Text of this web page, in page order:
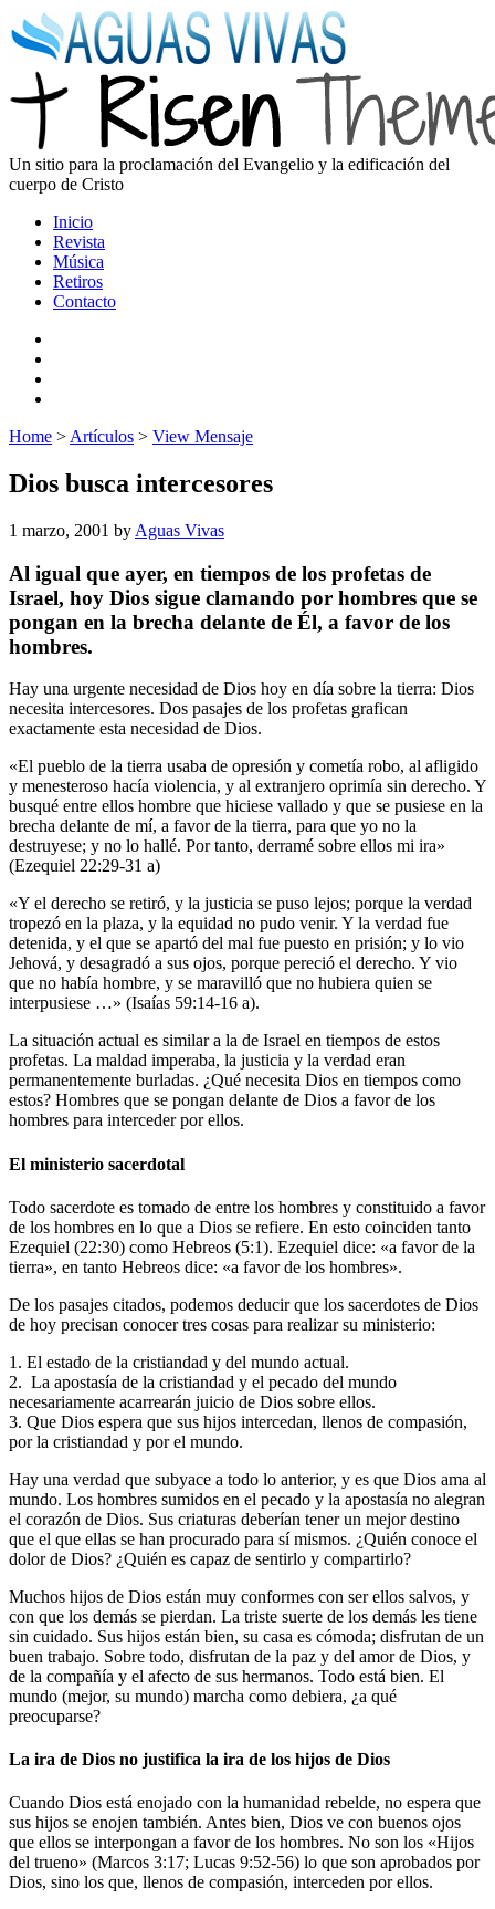
Un sitio para la proclamación del Evangelio y la edificación del
cuerpo de Cristo
Inicio
Revista
Música
Retiros
Contacto
Home > Artículos > View Mensaje
Dios busca intercesores
1 marzo, 2001 by Aguas Vivas
Al igual que ayer, en tiempos de los profetas de
Israel, hoy Dios sigue clamando por hombres que se
pongan en la brecha delante de Él, a favor de los
hombres.
Hay una urgente necesidad de Dios hoy en día sobre la tierra: Dios
necesita intercesores. Dos pasajes de los profetas grafican
exactamente esta necesidad de Dios.
«El pueblo de la tierra usaba de opresión y cometía robo, al afligido
y menesteroso hacía violencia, y al extranjero oprimía sin derecho. Y
busqué entre ellos hombre que hiciese vallado y que se pusiese en la
brecha delante de mí, a favor de la tierra, para que yo no la
destruyese; y no lo hallé. Por tanto, derramé sobre ellos mi ira»
(Ezequiel 22:29-31 a)
«Y el derecho se retiró, y la justicia se puso lejos; porque la verdad
tropezó en la plaza, y la equidad no pudo venir. Y la verdad fue
detenida, y el que se apartó del mal fue puesto en prisión; y lo vio
Jehová, y desagradó a sus ojos, porque pereció el derecho. Y vio
que no había hombre, y se maravilló que no hubiera quien se
interpusiese …» (Isaías 59:14-16 a).
La situación actual es similar a la de Israel en tiempos de estos
profetas. La maldad imperaba, la justicia y la verdad eran
permanentemente burladas. ¿Qué necesita Dios en tiempos como
estos? Hombres que se pongan delante de Dios a favor de los
hombres para interceder por ellos.
El ministerio sacerdotal
Todo sacerdote es tomado de entre los hombres y constituido a favor
de los hombres en lo que a Dios se refiere. En esto coinciden tanto
Ezequiel (22:30) como Hebreos (5:1). Ezequiel dice: «a favor de la
tierra», en tanto Hebreos dice: «a favor de los hombres».
De los pasajes citados, podemos deducir que los sacerdotes de Dios
de hoy precisan conocer tres cosas para realizar su ministerio:
1. El estado de la cristiandad y del mundo actual.
2. La apostasía de la cristiandad y el pecado del mundo
necesariamente acarrearán juicio de Dios sobre ellos.
3. Que Dios espera que sus hijos intercedan, llenos de compasión,
por la cristiandad y por el mundo.
Hay una verdad que subyace a todo lo anterior, y es que Dios ama al
mundo. Los hombres sumidos en el pecado y la apostasía no alegran
el corazón de Dios. Sus criaturas deberían tener un mejor destino
que el que ellas se han procurado para sí mismos. ¿Quién conoce el
dolor de Dios? ¿Quién es capaz de sentirlo y compartirlo?
Muchos hijos de Dios están muy conformes con ser ellos salvos, y
con que los demás se pierdan. La triste suerte de los demás les tiene
sin cuidado. Sus hijos están bien, su casa es cómoda; disfrutan de un
buen trabajo. Sobre todo, disfrutan de la paz y del amor de Dios, y
de la compañía y el afecto de sus hermanos. Todo está bien. El
mundo (mejor, su mundo) marcha como debiera, ¿a qué
preocuparse?
La ira de Dios no justifica la ira de los hijos de Dios
Cuando Dios está enojado con la humanidad rebelde, no espera que
sus hijos se enojen también. Antes bien, Dios ve con buenos ojos
que ellos se interpongan a favor de los hombres. No son los «Hijos
del trueno» (Marcos 3:17; Lucas 9:52-56) lo que son aprobados por
Dios, sino los que, llenos de compasión, interceden por ellos.